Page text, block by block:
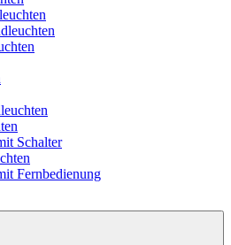
Schalter
Fernbedienung